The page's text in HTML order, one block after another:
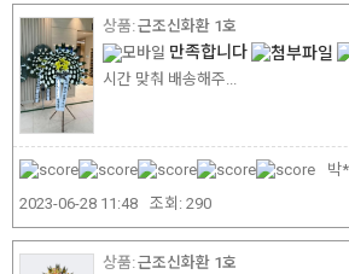
근조신화환 1호
만족합니다
시간 맞춰 배송해주...
박*
2023-06-28 11:48
조회: 290
근조신화환 1호